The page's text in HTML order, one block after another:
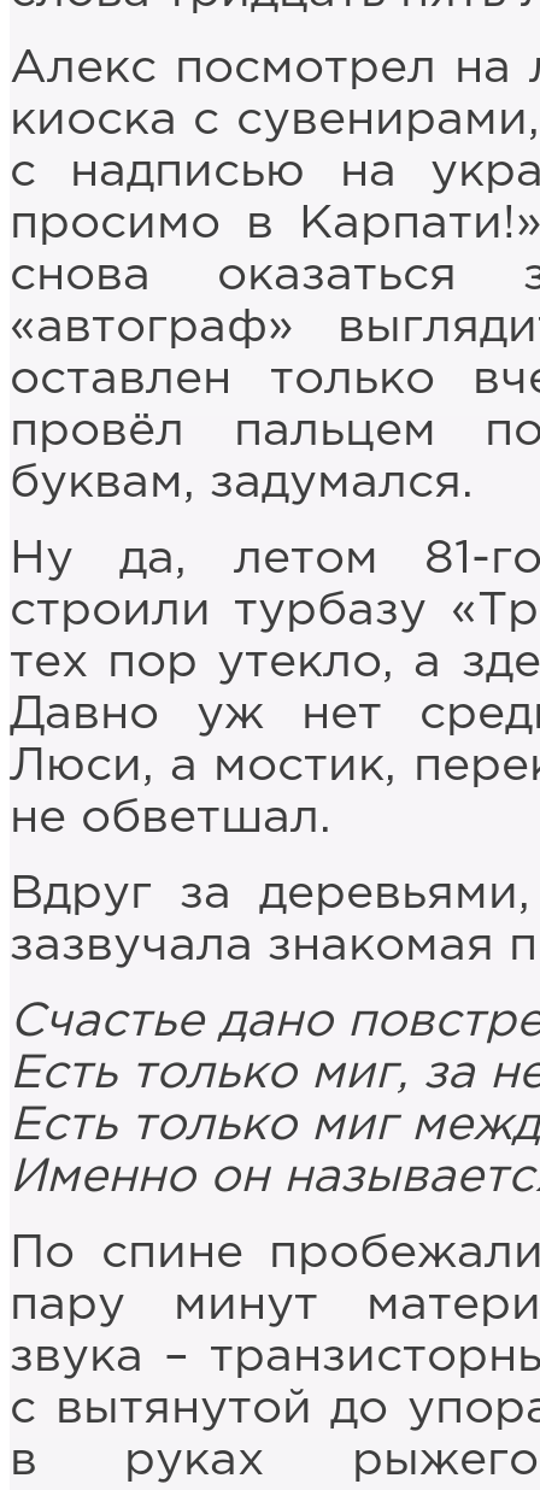
Алекс посмотрел на
киоска с
с надписью на
просимо в
снова
«автограф»
оставлен только
провёл пальцем
буквам, задумался.
Ну да, летом 81-
строили турбазу
тех пор утекло, а
Давно уж нет
Люси, а мостик,
не обветшал.
Вдруг за
зазвучала знакомая
Счастье дано
Есть только миг, за
Есть только миг
Именно он
По спине
пару минут
звука –
с вытянутой до
в руках